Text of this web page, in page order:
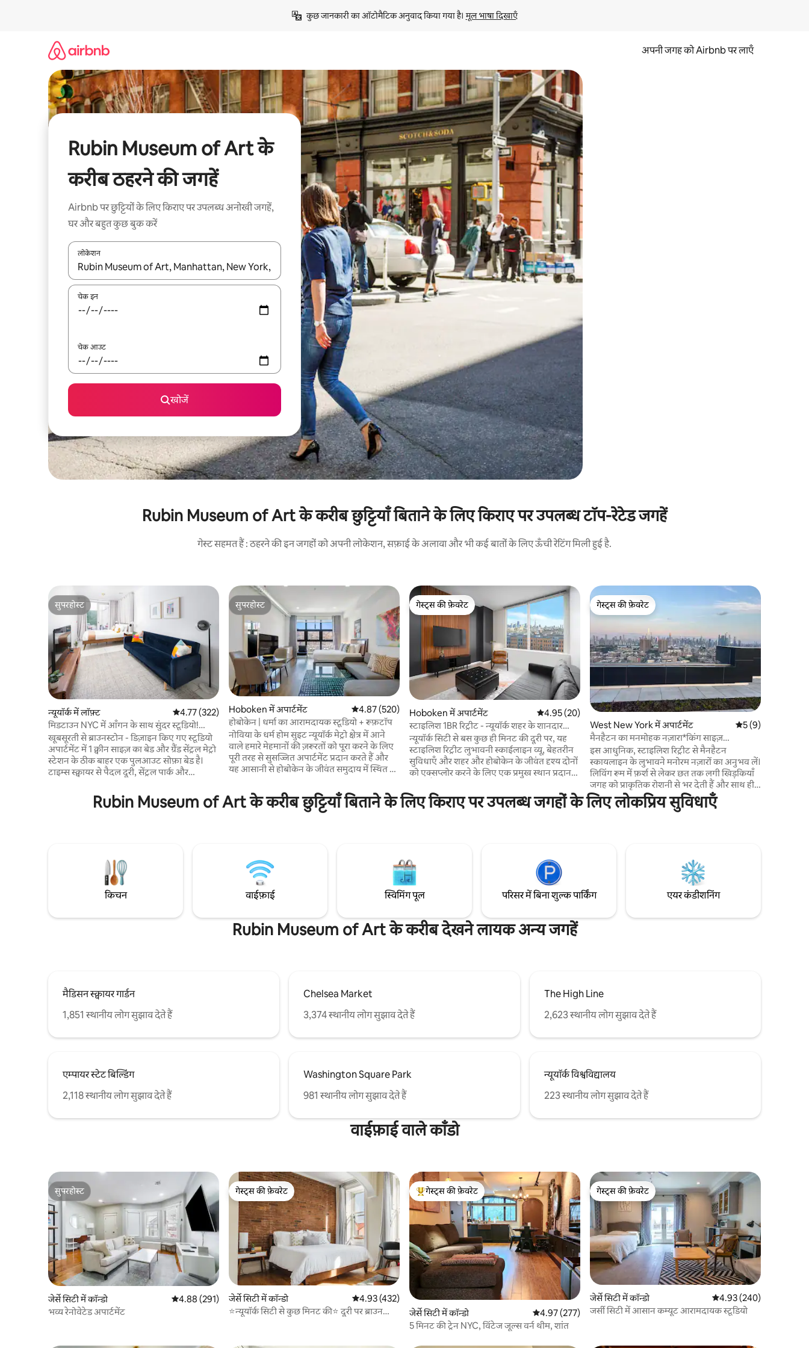
कुछ जानकारी का ऑटोमैटिक अनुवाद किया गया है। मूल भाषा दिखाएँ
अपनी जगह को Airbnb पर लाएँ
Rubin Museum of Art के
करीब ठहरने की जगहें
Airbnb पर छुट्टियों के लिए किराए पर उपलब्ध अनोखी जगहें,
घर और बहुत कुछ बुक करें
लोकेशन
नतीजों के उपलब्ध होने पर, अप और डाउन 'ऐरो की' का इस्तेमाल करके नेविगेट करें या टच या फिर स्वाइप जेस्चर का इस्तेमाल करके एक्सप्लोर करें।
चेक इन
चेक आउट
खोजें
Rubin Museum of Art के करीब छुट्टियाँ बिताने के लिए किराए पर उपलब्ध टॉप-रेटेड जगहें
गेस्ट सहमत हैं : ठहरने की इन जगहों को अपनी लोकेशन, सफ़ाई के अलावा और भी कई बातों के लिए ऊँची रेटिंग मिली हुई है.
सुपरहोस्ट
सुपरहोस्ट
न्यूयॉर्क में लॉफ़्ट औसत रेटिंग 5 में से 4.77, 322 समीक्षाएँ
4.77 (322)
मिडटाउन NYC में आँगन के साथ सुंदर स्टूडियो!
#2202
खूबसूरती से ब्राउनस्टोन - डिज़ाइन किए गए स्टूडियो
अपार्टमेंट में 1 क्वीन साइज़ का बेड और ग्रैंड सेंट्रल मेट्रो
स्टेशन के ठीक बाहर एक पुलआउट सोफ़ा बेड है।
टाइम्स स्क्वायर से पैदल दूरी, सेंट्रल पार्क और
चारों ओर कूल बार, रेस्टोरेंट और कॉफ़ी की जगहें हैं।
संयुक्त राष्ट्र के बगल में स्थित, इसलिए, NYC के सबसे
सुपरहोस्ट
सुपरहोस्ट
Hoboken में अपार्टमेंट औसत रेटिंग 5 में से 4.87, 520 समीक्षाएँ
4.87 (520)
होबोकेन | धर्मा का आरामदायक स्टूडियो + रूफ़टॉप
नोविया के धर्म होम सुइट न्यूयॉर्क मेट्रो क्षेत्र में आने
वाले हमारे मेहमानों की ज़रूरतों को पूरा करने के लिए
पूरी तरह से सुसज्जित अपार्टमेंट प्रदान करते हैं और
यह आसानी से होबोकेन के जीवंत समुदाय में स्थित है।
स्टूडियो कपल और उन जागरूक व्यावसायिक यात्रियों
के लिए एकदम सही हैं, जो हमेशा एक जैसे 4-स्टार
होटलों में ठहरने से थक चुके हैं। इन आकर्षक और
गेस्ट्स की फ़ेवरेट
गेस्ट्स की फ़ेवरेट
Hoboken में अपार्टमेंट औसत रेटिंग 5 में से 4.95, 20 समीक्षाएँ
4.95 (20)
स्टाइलिश 1BR रिट्रीट - न्यूयॉर्क शहर के शानदार
नज़ारे
न्यूयॉर्क सिटी से बस कुछ ही मिनट की दूरी पर, यह
स्टाइलिश रिट्रीट लुभावनी स्काईलाइन व्यू, बेहतरीन
सुविधाएँ और शहर और होबोकेन के जीवंत दृश्य दोनों
को एक्सप्लोर करने के लिए एक प्रमुख स्थान प्रदान
- शैली के अपार्टमेंट में लक्ज़री और सुविधा के सही
मिश्रण का अनुभव करें। चाहे आप यहाँ व्यवसाय के
गेस्ट्स की फ़ेवरेट
गेस्ट्स की फ़ेवरेट
West New York में अपार्टमेंट औसत रेटिंग 5 में से 5,
5 (9)
मैनहैटन का मनमोहक नज़ारा*किंग साइज़
बेड*पार्किंग*
इस आधुनिक, स्टाइलिश रिट्रीट से मैनहैटन
स्कायलाइन के लुभावने मनोरम नज़ारों का अनुभव लें।
लिविंग रूम में फ़र्श से लेकर छत तक लगी खिड़कियाँ
जगह को प्राकृतिक रोशनी से भर देती हैं और साथ ही
न्यूयॉर्क सिटी के प्रतिष्ठित स्कायलाइन की झलक
दिखाती हैं। आराम के लिए डिज़ाइन किए गए,
Rubin Museum of Art के करीब छुट्टियाँ बिताने के लिए किराए पर उपलब्ध जगहों के लिए लोकप्रिय सुविधाएँ
किचन वाईफ़ाई स्विमिंग पूल परिसर में बिना शुल्क पार्किंग एयर कंडीशनिंग
Rubin Museum of Art के करीब देखने लायक अन्य जगहें
मैडिसन स्क्वायर गार्डन
1,851 स्थानीय लोग सुझाव देते हैं
Chelsea Market
3,374 स्थानीय लोग सुझाव देते हैं
The High Line
2,623 स्थानीय लोग सुझाव देते हैं
एम्पायर स्टेट बिल्डिंग
2,118 स्थानीय लोग सुझाव देते हैं
Washington Square Park
981 स्थानीय लोग सुझाव देते हैं
न्यूयॉर्क विश्वविद्यालय
223 स्थानीय लोग सुझाव देते हैं
वाईफ़ाई वाले काँडो
सुपरहोस्ट
सुपरहोस्ट
जेर्से सिटी में कॉन्डो औसत रेटिंग 5 में से 4.88, 291 समीक्षाएँ
4.88 (291)
भव्य रेनोवेटेड अपार्टमेंट
गेस्ट्स की फ़ेवरेट
गेस्ट्स की फ़ेवरेट
जेर्से सिटी में कॉन्डो औसत रेटिंग 5 में से 4.93, 432 समीक्षाएँ
4.93 (432)
⭐न्यूयॉर्क सिटी से कुछ मिनट की⭐ दूरी पर ब्राउन
गेस्ट्स का टॉप फ़ेवरेट
गेस्ट्स की फ़ेवरेट
जेर्से सिटी में कॉन्डो औसत रेटिंग 5 में से 4.97, 277 समीक्षाएँ
4.97 (277)
5 मिनट की ट्रेन NYC, विंटेज जूल्स वर्न थीम, शांत
गेस्ट्स की फ़ेवरेट
गेस्ट्स की फ़ेवरेट
जेर्से सिटी में कॉन्डो औसत रेटिंग 5 में से 4.93,
4.93 (240)
जर्सी सिटी में आसान कम्यूट आरामदायक स्टूडियो